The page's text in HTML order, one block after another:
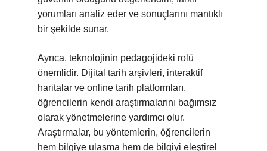
yorumları analiz eder ve sonuçlarını mantıklı
bir şekilde sunar.
Ayrıca, teknolojinin pedagojideki rolü
önemlidir. Dijital tarih arşivleri, interaktif
haritalar ve online tarih platformları,
öğrencilerin kendi araştırmalarını bağımsız
olarak yönetmelerine yardımcı olur.
Araştırmalar, bu yöntemlerin, öğrencilerin
hem bilgiye ulaşma hem de bilgiyi eleştirel